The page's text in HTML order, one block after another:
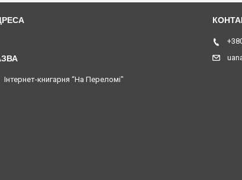
Інтернет-книгарня “На Переломі"